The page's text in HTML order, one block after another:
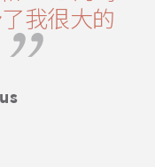
我很大的